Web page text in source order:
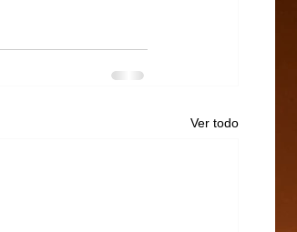
Ver todo